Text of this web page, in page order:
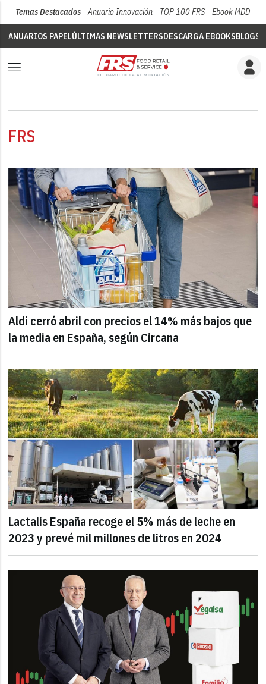
Temas Destacados Anuario Innovación TOP 100 FRS Ebook MDD
ANUARIOS PAPELÚLTIMAS NEWSLETTERSDESCARGA EBOOKSBLOGS
FRS
Aldi cerró abril con precios el 14% más bajos que
la media en España, según Circana
Lactalis España recoge el 5% más de leche en
2023 y prevé mil millones de litros en 2024